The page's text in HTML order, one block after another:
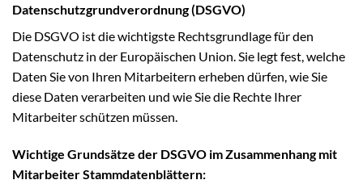
Datenschutzgrundverordnung (DSGVO)
Die DSGVO ist die wichtigste Rechtsgrundlage für den
Datenschutz in der Europäischen Union. Sie legt fest, welche
Daten Sie von Ihren Mitarbeitern erheben dürfen, wie Sie
diese Daten verarbeiten und wie Sie die Rechte Ihrer
Mitarbeiter schützen müssen.
Wichtige Grundsätze der DSGVO im Zusammenhang mit
Mitarbeiter Stammdatenblättern: